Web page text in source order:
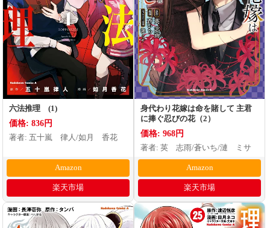
六法推理 (1)
価格: 836円
著者: 五十嵐 律人/如月 香花
Amazon
楽天市場
身代わり花嫁は命を賭して 主君
に捧ぐ忍びの花（2）
価格: 968円
著者: 英 志雨/蒼いち/漣 ミサ
Amazon
楽天市場